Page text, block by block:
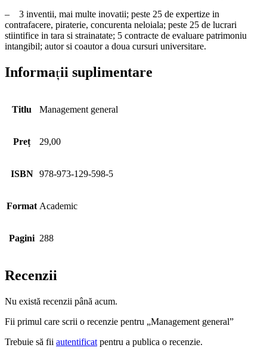
– 3 inventii, mai multe inovatii; peste 25 de expertize in
contrafacere, piraterie, concurenta neloiala; peste 25 de lucrari
stiintifice in tara si strainatate; 5 contracte de evaluare patrimoniu
intangibil; autor si coautor a doua cursuri universitare.
Informații suplimentare
Titlu Management general
Preț 29,00
ISBN 978-973-129-598-5
Format Academic
Pagini 288
Recenzii
Nu există recenzii până acum.
Fii primul care scrii o recenzie pentru „Management general”
Trebuie să fii autentificat pentru a publica o recenzie.